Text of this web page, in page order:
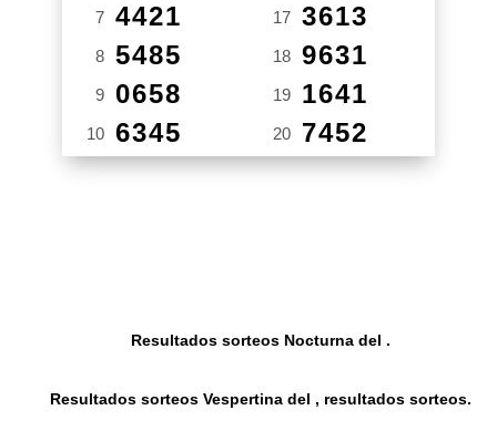
7 4421
8 5485
9 0658
10 6345
17 3613
18 9631
19 1641
20 7452
Resultados sorteos Nocturna del .
Resultados sorteos Vespertina del , resultados sorteos.